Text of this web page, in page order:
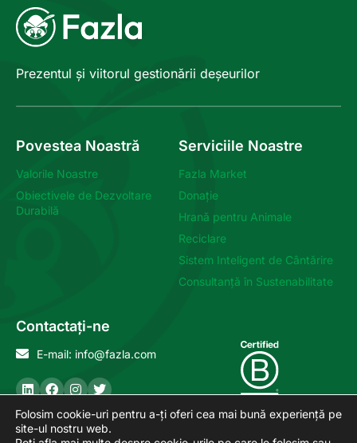
Prezentul și viitorul gestionării deșeurilor
Povestea Noastră
Valorile Noastre
Obiectivele de Dezvoltare
Durabilă
Serviciile Noastre
Fazla Market
Donație
Hrană pentru Animale
Reciclare
Sistem Inteligent de Cântărire
Consultanță în Sustenabilitate
Contactați-ne
E-mail: info@fazla.com
Folosim cookie-uri pentru a-ți oferi cea mai bună experiență pe
site-ul nostru web.